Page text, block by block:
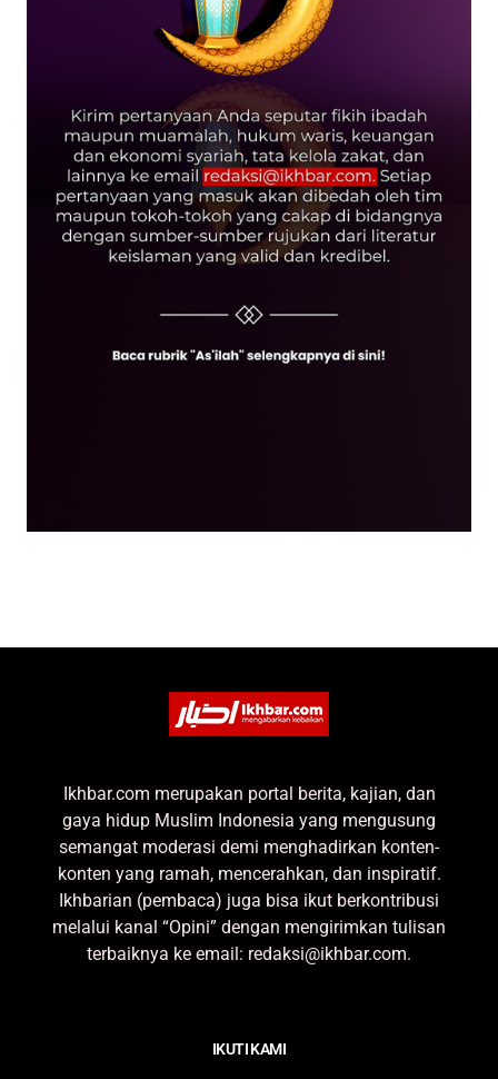
Ikhbar.com merupakan portal berita, kajian, dan
gaya hidup Muslim Indonesia yang mengusung
semangat moderasi demi menghadirkan konten-
konten yang ramah, mencerahkan, dan inspiratif.
Ikhbarian (pembaca) juga bisa ikut berkontribusi
melalui kanal “Opini” dengan mengirimkan tulisan
terbaiknya ke email: redaksi@ikhbar.com.
IKUTI KAMI